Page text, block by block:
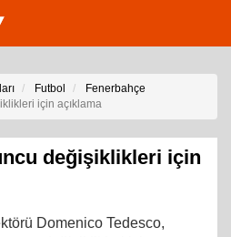
Futbol
Fenerbahçe
için açıklama
değişiklikleri için
Domenico Tedesco,